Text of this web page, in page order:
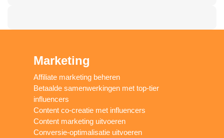
Marketing
Affiliate marketing beheren
Betaalde samenwerkingen met top-tier
influencers
Content co-creatie met influencers
Content marketing uitvoeren
Conversie-optimalisatie uitvoeren